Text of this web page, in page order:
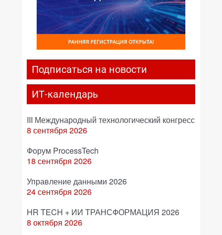
Подписаться на новости
ИТ-календарь
III Международный технологический конгресс
8 сентября 2026
Форум ProcessTech
18 сентября 2026
Управление данными 2026
24 сентября 2026
HR TECH + ИИ ТРАНСФОРМАЦИЯ 2026
8 октября 2026